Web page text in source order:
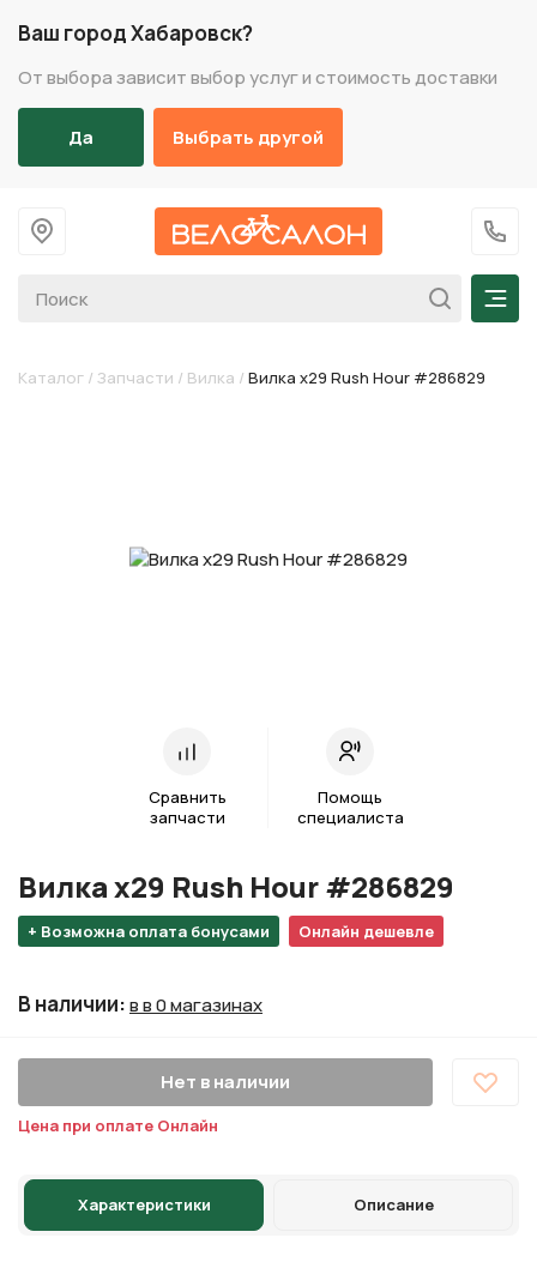
Ваш город Хабаровск?
От выбора зависит выбор услуг и стоимость доставки
Да Выбрать другой
На главную
+7
Каталог / Запчасти / Вилка / Вилка х29 Rush Hour #286829
Сравнить
запчасти
Помощь
специалиста
+ Возможна оплата бонусами Онлайн дешевле
Вилка х29 Rush Hour #286829
В наличии:в в 0 магазинах
Нет в наличии
Цена при оплате Онлайн
Характеристики Описание